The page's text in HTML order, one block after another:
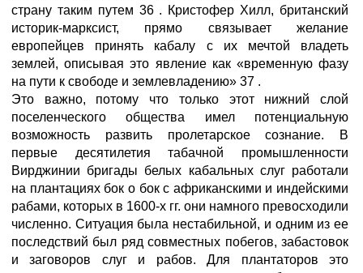
страну таким путем 36 . Кристофер Хилл, британский
историк-марксист, прямо связывает желание
европейцев принять кабалу с их мечтой владеть
землей, описывая это явление как «временную фазу
на пути к свободе и землевладению» 37 .
Это важно, потому что только этот нижний слой
поселенческого общества имел потенциальную
возможность развить пролетарское сознание. В
первые десятилетия табачной промышленности
Вирджинии бригады белых кабальных слуг работали
на плантациях бок о бок с африканскими и индейскими
рабами, которых в 1600-х гг. они намного превосходили
численно. Ситуация была нестабильной, и одним из ее
последствий был ряд совместных побегов, забастовок
и заговоров слуг и рабов. Для плантаторов это